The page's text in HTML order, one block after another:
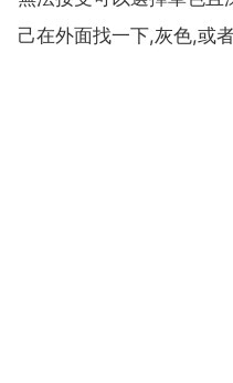
己在外面找一下,灰色,或